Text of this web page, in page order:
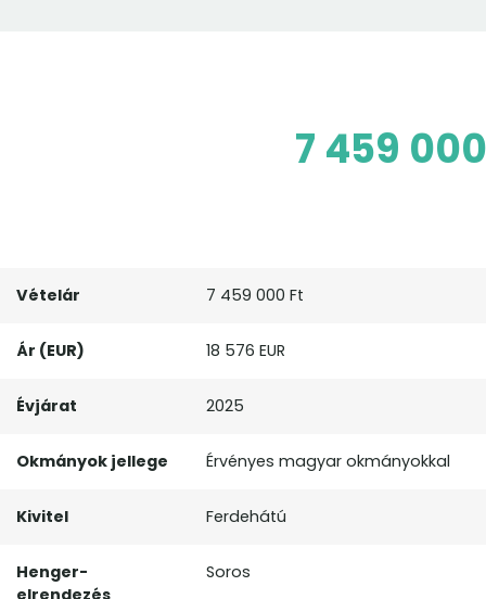
7 459
Vételár 7 459 000 Ft
Ár (EUR) 18 576 EUR
Évjárat 2025
Okmányok jellege Érvényes magyar okmányokkal
Kivitel Ferdehátú
Henger-
Soros